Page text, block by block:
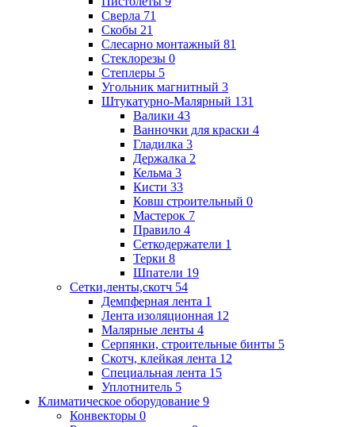
Сверла 71
Скобы 21
Слесарно монтажный 81
Стеклорезы 0
Степлеры 5
Угольник магнитный 3
Штукатурно-Малярный 131
Валики 43
Ванночки для краски 4
Гладилка 3
Держалка 2
Кельма 3
Кисти 33
Ковш строительный 0
Мастерок 7
Правило 4
Сеткодержатели 1
Терки 8
Шпатели 19
Сетки,ленты,скотч 54
Демпферная лента 1
Лента изоляционная 12
Малярные ленты 4
Серпянки, строительные бинты 5
Скотч, клейкая лента 12
Специальная лента 15
Уплотнитель 5
Климатическое оборудование 9
Конвекторы 0